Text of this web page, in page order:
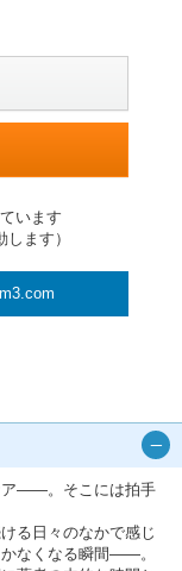
います
ます）
m3.com
ア――。そこには拍手
る日々のなかで感じ
なくなる瞬間――。